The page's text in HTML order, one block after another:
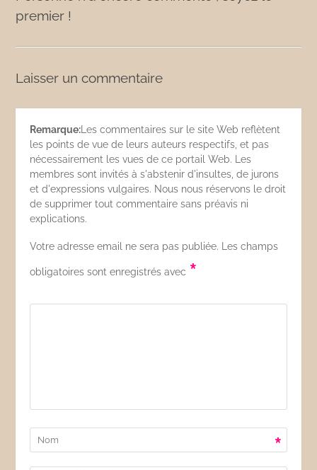
premier !
Laisser un commentaire
Remarque: Les commentaires sur le site Web reflètent
les points de vue de leurs auteurs respectifs, et pas
nécessairement les vues de ce portail Web. Les
membres sont invités à s'abstenir d'insultes, de jurons
et d'expressions vulgaires. Nous nous réservons le droit
de supprimer tout commentaire sans préavis ni
explications.
Votre adresse email ne sera pas publiée. Les champs
obligatoires sont enregistrés avec *
*